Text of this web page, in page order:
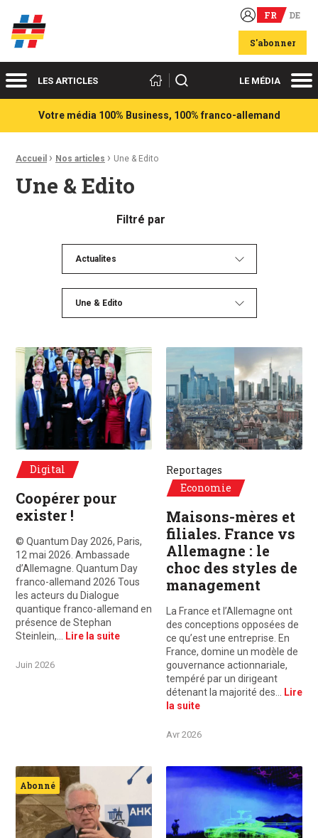
Acteurs du franco-allemand FR DE
S'abonner
MenuLES ARTICLES Rechercher LE MÉDIA
Votre média 100% Business, 100% franco-allemand
Fil d'Ariane :
Accueil › Nos articles › Une & Edito
Une & Edito
Filtré par
Actualites
Une & Edito
© Quantum Day 2026, Paris, 12 mai 2026. Ambassade d'Allemagne.
Digital
Coopérer pour
exister !
© Quantum Day 2026, Paris,
12 mai 2026. Ambassade
d’Allemagne. Quantum Day
franco-allemand 2026 Tous
les acteurs du Dialogue
quantique franco-allemand en
présence de Stephan
Steinlein,…
Lire la suite
Juin 2026
Reportages
Economie
Maisons-mères et
filiales. France vs
Allemagne : le
choc des styles de
management
La France et l’Allemagne ont
des conceptions opposées de
ce qu’est une entreprise. En
France, domine un modèle de
gouvernance actionnariale,
tempéré par un dirigeant
détenant la majorité des…
Lire
la suite
Avr 2026
Abonné
©Acteurs du franco-allemand Michel de Rosen, Président du directoire de
Couverture édition HS Mars 2026